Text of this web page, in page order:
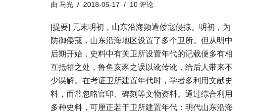
由 马光 2018-05-17 10 评论
[提要] 元末明初，山东沿海频遭倭寇侵掠。明初，为
防御倭寇，山东沿海地区设置了多个卫所。但从明中
后期开始，史料中有关卫所设置年代的记载便多有相
互抵牾之处，鲁鱼亥豕之误以讹传讹，给后人带来不
少误解。在考证卫所建置年代时，学者多利用文献史
料，而常忽略官印、碑刻等文物资料。通过综合利用
多种史料，可厘正若干卫所建置年代：明代山东沿海